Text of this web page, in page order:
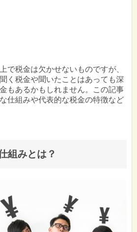
で税金は欠かせないものですが、
く税金や聞いたことはあっても深
もあるかもしれません。この記事
仕組みや代表的な税金の特徴など
組みとは？